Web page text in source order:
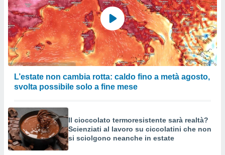
L’estate non cambia rotta: caldo fino a metà agosto,
svolta possibile solo a fine mese
Il cioccolato termoresistente sarà realtà?
Scienziati al lavoro su ciccolatini che non
si sciolgono neanche in estate